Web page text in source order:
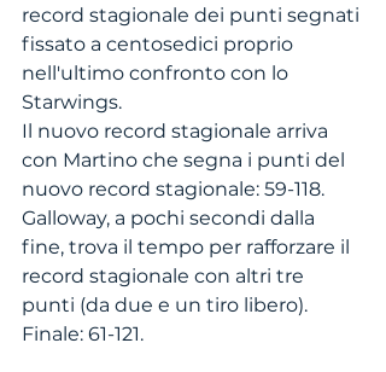
record stagionale dei punti segnati
fissato a centosedici proprio
nell'ultimo confronto con lo
Starwings.
Il nuovo record stagionale arriva
con Martino che segna i punti del
nuovo record stagionale: 59-118.
Galloway, a pochi secondi dalla
fine, trova il tempo per rafforzare il
record stagionale con altri tre
punti (da due e un tiro libero).
Finale: 61-121.